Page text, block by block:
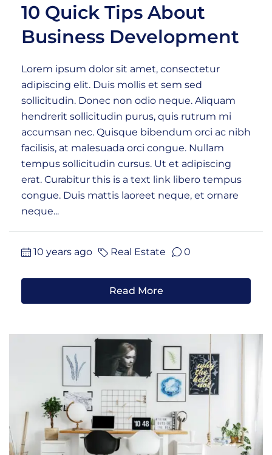
10 Quick Tips About
Business Development
Lorem ipsum dolor sit amet, consectetur
adipiscing elit. Duis mollis et sem sed
sollicitudin. Donec non odio neque. Aliquam
hendrerit sollicitudin purus, quis rutrum mi
accumsan nec. Quisque bibendum orci ac nibh
facilisis, at malesuada orci congue. Nullam
tempus sollicitudin cursus. Ut et adipiscing
erat. Curabitur this is a text link libero tempus
congue. Duis mattis laoreet neque, et ornare
neque...
10 years ago Real Estate 0
Read More